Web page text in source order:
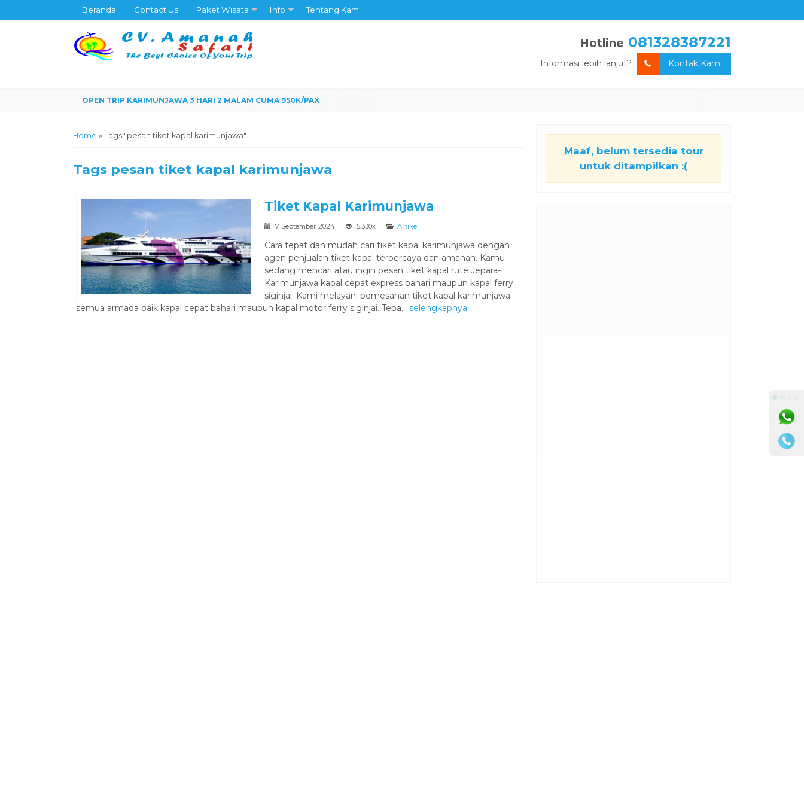
Beranda Contact Us Paket Wisata Info Tentang Kami
Hotline 081328387221
Informasi lebih lanjut? Kontak Kami
Home » Tags "pesan tiket kapal karimunjawa"
Tags pesan tiket kapal karimunjawa
Tiket Kapal Karimunjawa
7 September 2024 5.330x Artikel
Cara tepat dan mudah cari tiket kapal karimunjawa dengan
agen penjualan tiket kapal terpercaya dan amanah. Kamu
sedang mencari atau ingin pesan tiket kapal rute Jepara-
Karimunjawa kapal cepat express bahari maupun kapal ferry
siginjai. Kami melayani pemesanan tiket kapal karimunjawa
semua armada baik kapal cepat bahari maupun kapal motor ferry siginjai. Tepa... selengkapnya
Maaf, belum tersedia tour
untuk ditampilkan :(
⚫ Online